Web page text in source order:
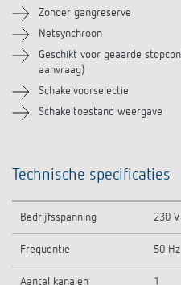
Soortgelijke producten
Zonder gangreserve
Netsynchroon
Geschikt voor geaarde
aanvraag)
Schakelvoorselectie
Schakeltoestand weergave
Technische specificaties
Bedrijfsspanning 230 V
Frequentie 50 Hz
Aantal kanalen 1